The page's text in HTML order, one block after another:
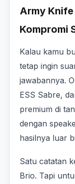
Army
Kompromi
Kalau kamu
tetap ingin
jawabannya.
ESS Sabre,
premium di
dengan
hasilnya luar
Satu catatan
Brio. Tapi